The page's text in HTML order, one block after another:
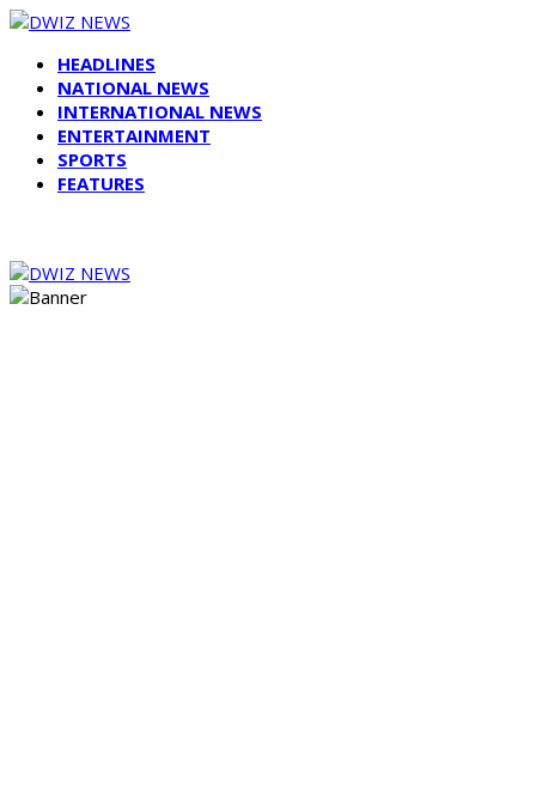
HEADLINES
NATIONAL NEWS
INTERNATIONAL NEWS
ENTERTAINMENT
SPORTS
FEATURES